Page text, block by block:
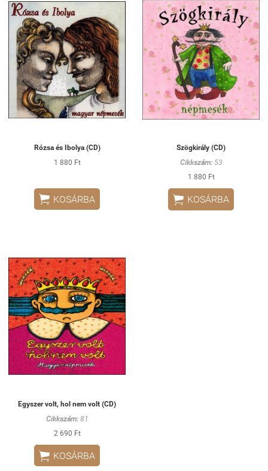
Rózsa és Ibolya (CD)
1 880 Ft
 KOSÁRBA
Szögkirály (CD)
Cikkszám:53
1 880 Ft
 KOSÁRBA
Egyszer volt, hol nem volt (CD)
Cikkszám:81
2 690 Ft
 KOSÁRBA